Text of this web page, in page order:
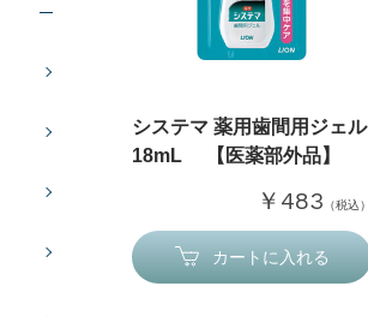
システマ 薬用歯間用ジェル
18mL 【医薬部外品】
￥483 （税込）
カートに入れる